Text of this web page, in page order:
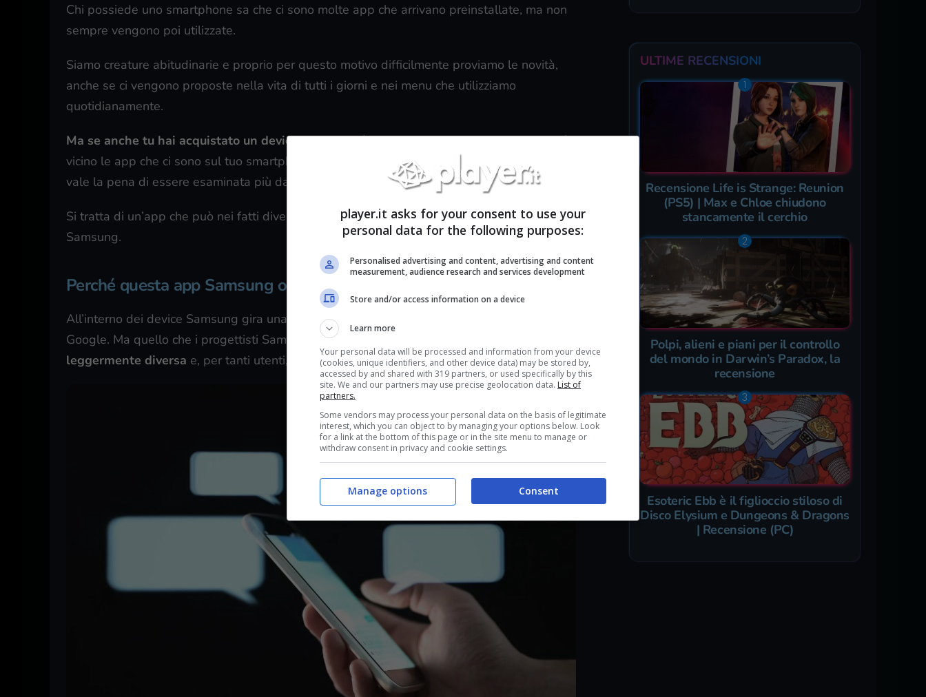
Chi possiede uno smartphone sa che ci sono molte app che arrivano preinstallate, ma non
sempre vengono poi utilizzate.
Siamo creature abitudinarie e proprio per questo motivo difficilmente proviamo le novità,
anche se ci vengono proposte nella vita di tutti i giorni e nei menu che utilizziamo
quotidianamente.
Ma se anche tu hai acquistato un device Samsung, è decisamente il caso di guardare più da
vicino le app che ci sono sul tuo smartphone o sul tuo tablet, perché è arrivata una novità che
vale la pena di essere esaminata più da vicino.
Si tratta di un’app che può nei fatti diventare la tua nuova app preferita di tutto l’ecosistema
Samsung.
Perché questa app Samsung ora è da provare
All’interno dei device Samsung gira una versione del sistema operativo del robottino di
Google. Ma quello che i progettisti Samsung hanno fatto con Android ha reso
leggermente diversa e, per tanti utenti, migliore e più piacevole.
ULTIME RECENSIONI
Recensione Life is Strange: Reunion
(PS5) | Max e Chloe chiudono
stancamente il cerchio
Polpi, alieni e piani per il controllo
del mondo in Darwin’s Paradox, la
recensione
Esoteric Ebb è il figlioccio stiloso di
Disco Elysium e Dungeons & Dragons
| Recensione (PC)
player.it asks for your consent to use your
personal data for the following purposes:
Personalised advertising and content, advertising and content
measurement, audience research and services development
Store and/or access information on a device
Learn more
Your personal data will be processed and information from your device
(cookies, unique identifiers, and other device data) may be stored by,
accessed by and shared with 319 partners, or used specifically by this
site. We and our partners may use precise geolocation data. List of
partners.
Some vendors may process your personal data on the basis of legitimate
interest, which you can object to by managing your options below. Look
for a link at the bottom of this page or in the site menu to manage or
withdraw consent in privacy and cookie settings.
Consent
Manage options